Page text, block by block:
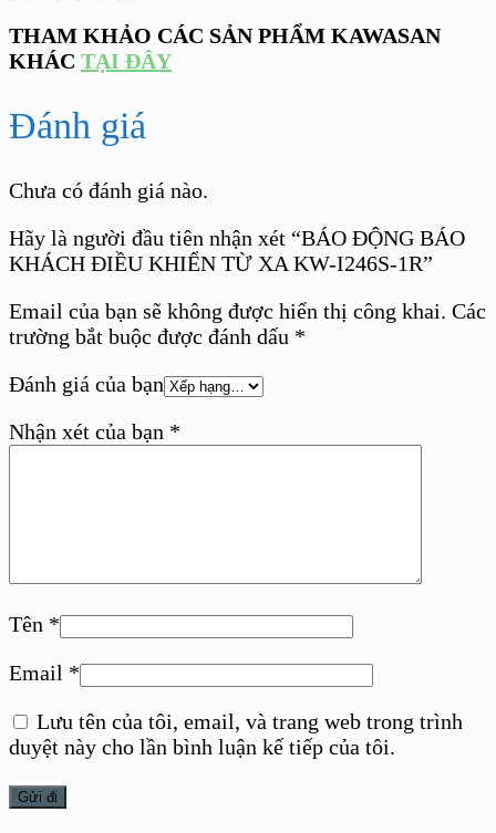
THAM KHẢO CÁC SẢN PHẨM KAWASAN
KHÁC TẠI ĐÂY
Đánh giá
Chưa có đánh giá nào.
Hãy là người đầu tiên nhận xét “BÁO ĐỘNG BÁO
KHÁCH ĐIỀU KHIỂN TỪ XA KW-I246S-1R”
Email của bạn sẽ không được hiển thị công khai. Các
trường bắt buộc được đánh dấu *
Đánh giá của bạn
Nhận xét của bạn *
Tên *
Email *
Lưu tên của tôi, email, và trang web trong trình
duyệt này cho lần bình luận kế tiếp của tôi.